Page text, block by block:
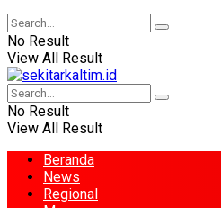
No Result
View All Result
No Result
View All Result
Beranda
News
Regional